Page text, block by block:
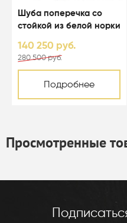
Шуба поперечка со
стойкой из белой норки
140 250 руб.
280 500 руб.
Подробнее
Просмотренные